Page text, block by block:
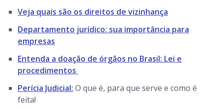
Veja quais são os direitos de vizinhança
Departamento jurídico: sua importância para
empresas
Entenda a doação de órgãos no Brasil: Lei e
procedimentos
Perícia Judicial: O que é, para que serve e como é
feita!